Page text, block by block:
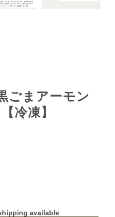
ごまアーモン
冷凍】
available